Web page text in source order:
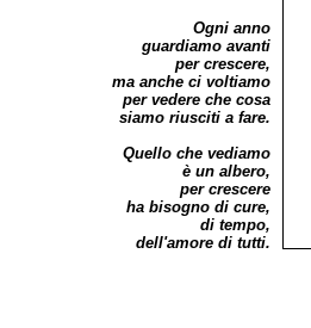
Ogni anno
guardiamo avanti
per crescere,
ma anche ci voltiamo
per vedere che cosa
siamo riusciti a fare.
Quello che vediamo
è un albero,
per crescere
ha bisogno di cure,
di tempo,
dell'amore di tutti.